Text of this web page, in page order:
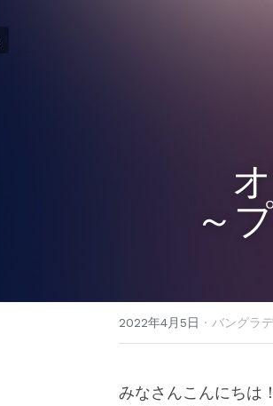
～
2022年4月5日 · バングラ
みなさんこんにちは